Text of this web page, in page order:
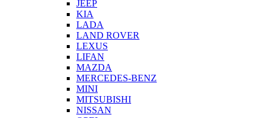
JEEP
KIA
LADA
LAND ROVER
LEXUS
LIFAN
MAZDA
MERCEDES-BENZ
MINI
MITSUBISHI
NISSAN